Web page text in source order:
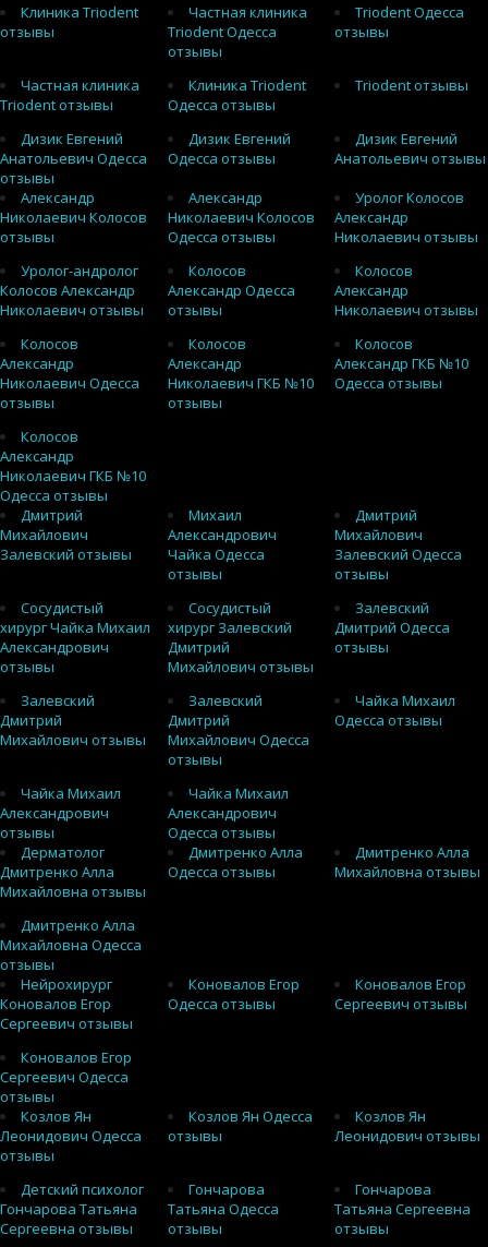
Клиника Triodent
отзывы
Частная клиника
Triodent Одесса
отзывы
Triodent Одесса
отзывы
Частная клиника
Triodent отзывы
Клиника Triodent
Одесса отзывы
Triodent отзывы
Дизик Евгений
Анатольевич Одесса
отзывы
Дизик Евгений
Одесса отзывы
Дизик Евгений
Анатольевич отзывы
Александр
Николаевич Колосов
отзывы
Александр
Николаевич Колосов
Одесса отзывы
Уролог Колосов
Александр
Николаевич отзывы
Уролог-андролог
Колосов Александр
Николаевич отзывы
Колосов
Александр Одесса
отзывы
Колосов
Александр
Николаевич отзывы
Колосов
Александр
Николаевич Одесса
отзывы
Колосов
Александр
Николаевич ГКБ №10
отзывы
Колосов
Александр ГКБ №10
Одесса отзывы
Колосов
Александр
Николаевич ГКБ №10
Одесса отзывы
Дмитрий
Михайлович
Залевский отзывы
Михаил
Александрович
Чайка Одесса
отзывы
Дмитрий
Михайлович
Залевский Одесса
отзывы
Сосудистый
хирург Чайка Михаил
Александрович
отзывы
Сосудистый
хирург Залевский
Дмитрий
Михайлович отзывы
Залевский
Дмитрий Одесса
отзывы
Залевский
Дмитрий
Михайлович отзывы
Залевский
Дмитрий
Михайлович Одесса
отзывы
Чайка Михаил
Одесса отзывы
Чайка Михаил
Александрович
отзывы
Чайка Михаил
Александрович
Одесса отзывы
Дерматолог
Дмитренко Алла
Михайловна отзывы
Дмитренко Алла
Одесса отзывы
Дмитренко Алла
Михайловна отзывы
Дмитренко Алла
Михайловна Одесса
отзывы
Нейрохирург
Коновалов Егор
Сергеевич отзывы
Коновалов Егор
Одесса отзывы
Коновалов Егор
Сергеевич отзывы
Коновалов Егор
Сергеевич Одесса
отзывы
Козлов Ян
Леонидович Одесса
отзывы
Козлов Ян Одесса
отзывы
Козлов Ян
Леонидович отзывы
Детский психолог
Гончарова Татьяна
Сергеевна отзывы
Гончарова
Татьяна Одесса
отзывы
Гончарова
Татьяна Сергеевна
отзывы